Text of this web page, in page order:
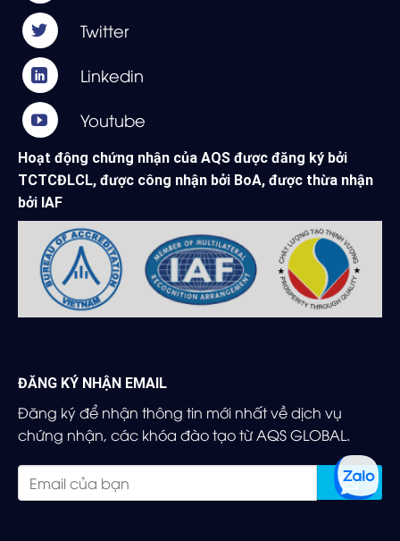
Hoạt động chứng nhận của AQS được đăng ký bởi
TCTCĐLCL, được công nhận bởi BoA, được thừa nhận
bởi IAF
ĐĂNG KÝ NHẬN EMAIL
Đăng ký để nhận thông tin mới nhất về dịch vụ
chứng nhận, các khóa đào tạo từ AQS GLOBAL.